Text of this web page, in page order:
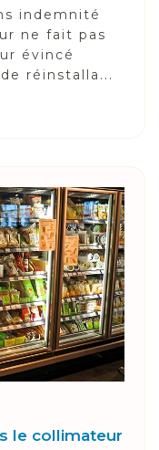
indemnité
ne fait pas
évincé
réinstalla...
le collimateur